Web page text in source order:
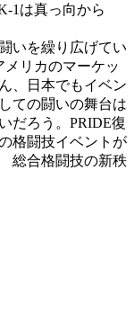
1は真っ向から
いを繰り広げてい
リカのマーケッ
、日本でもイベン
ての闘いの舞台は
だろう。PRIDE復
格闘技イベントが
総合格闘技の新秩